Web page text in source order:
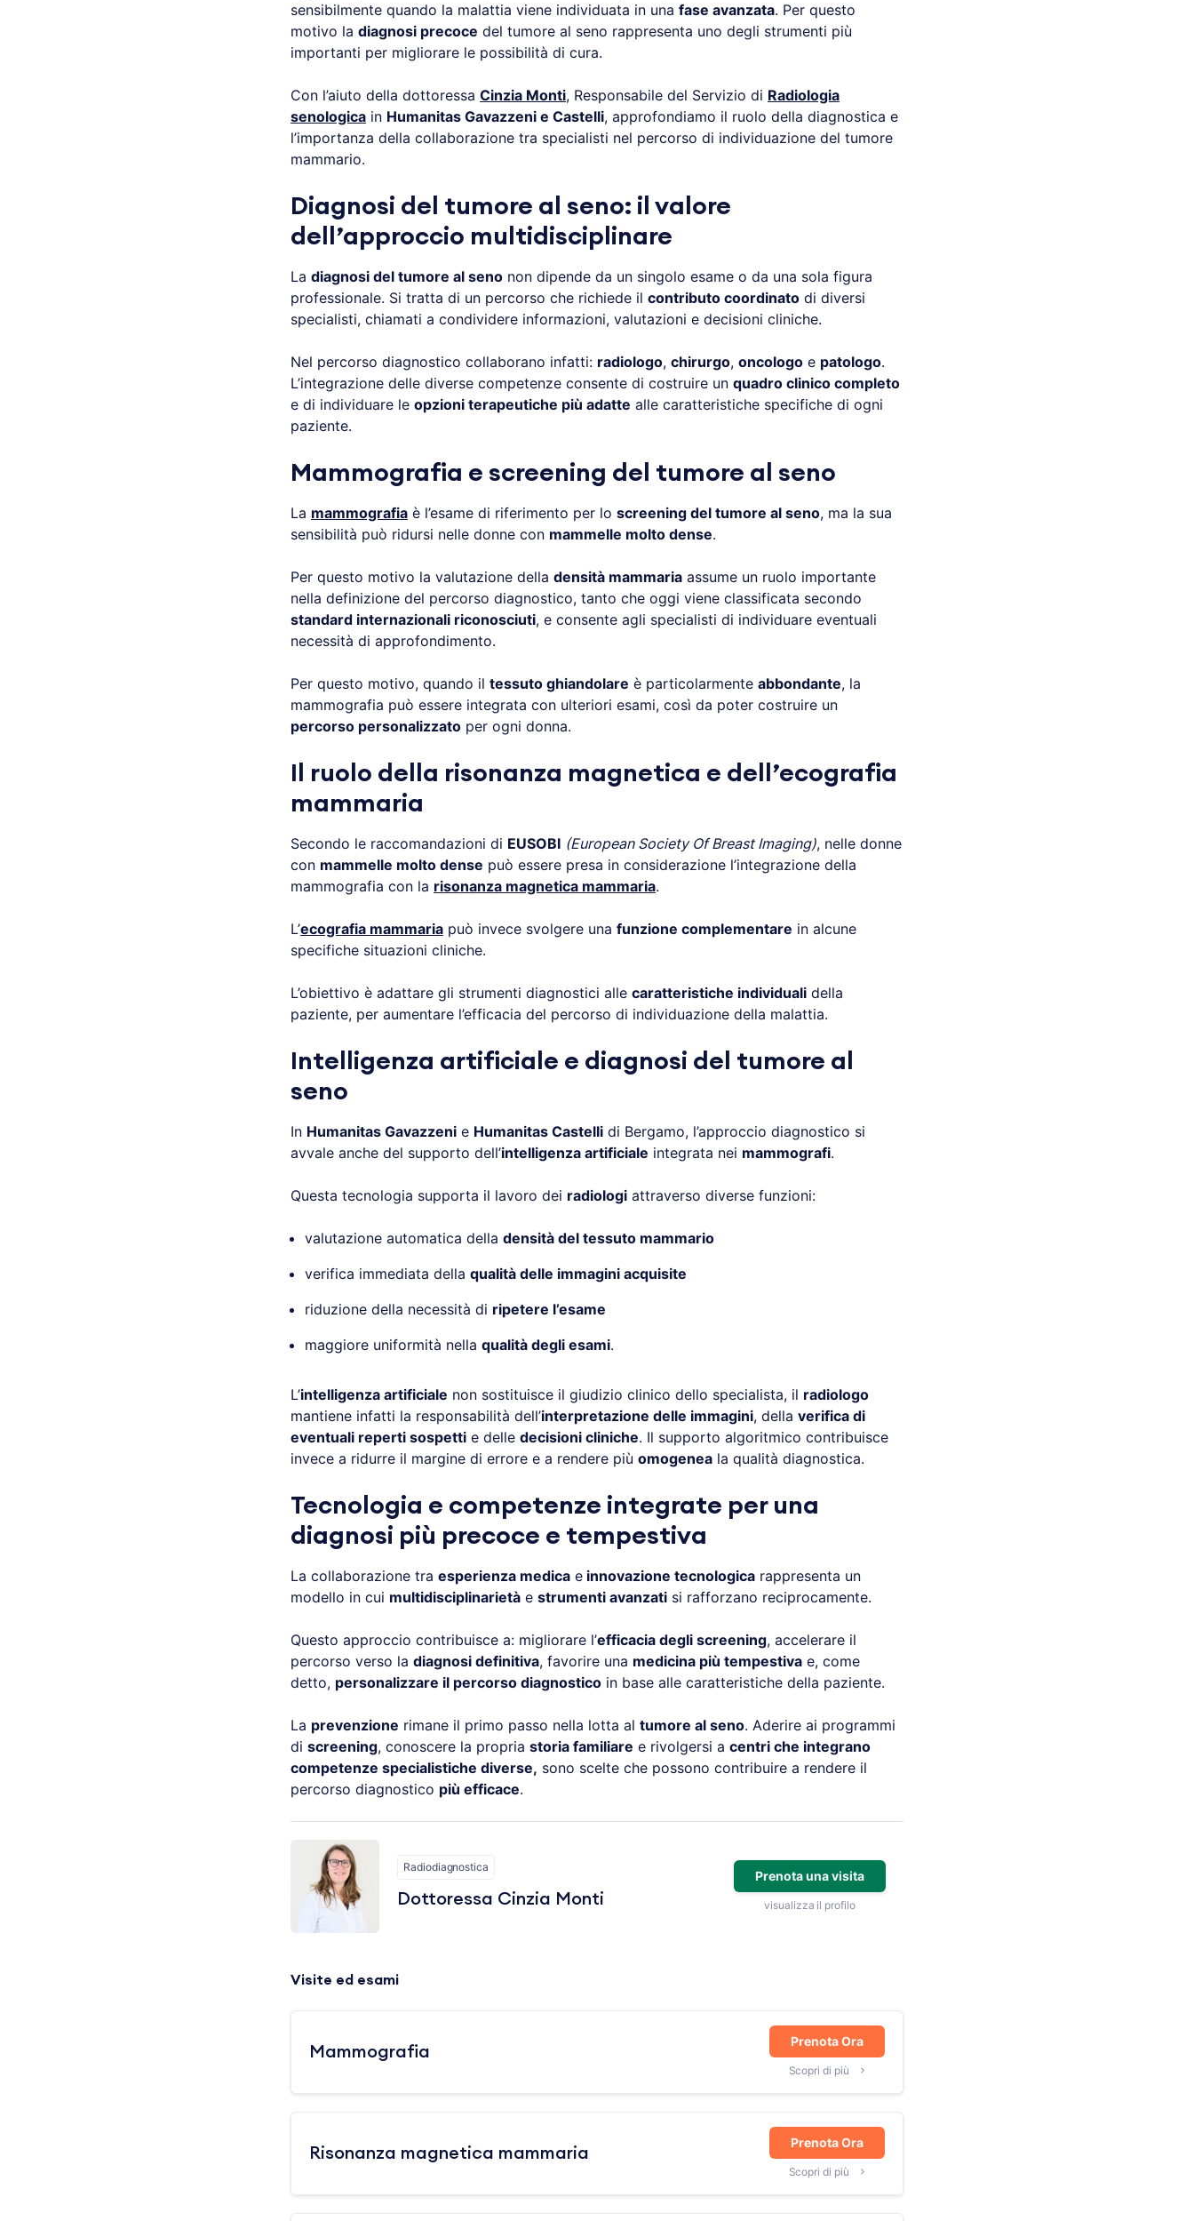
sensibilmente quando la malattia viene individuata in una fase avanzata. Per questo
motivo la diagnosi precoce del tumore al seno rappresenta uno degli strumenti più
importanti per migliorare le possibilità di cura.
Con l’aiuto della dottoressa Cinzia Monti, Responsabile del Servizio di Radiologia
senologica in Humanitas Gavazzeni e Castelli, approfondiamo il ruolo della diagnostica e
l’importanza della collaborazione tra specialisti nel percorso di individuazione del tumore
mammario.
Diagnosi del tumore al seno: il valore
dell’approccio multidisciplinare
La diagnosi del tumore al seno non dipende da un singolo esame o da una sola figura
professionale. Si tratta di un percorso che richiede il contributo coordinato di diversi
specialisti, chiamati a condividere informazioni, valutazioni e decisioni cliniche.
Nel percorso diagnostico collaborano infatti: radiologo, chirurgo, oncologo e patologo.
L’integrazione delle diverse competenze consente di costruire un quadro clinico completo
e di individuare le opzioni terapeutiche più adatte alle caratteristiche specifiche di ogni
paziente.
Mammografia e screening del tumore al seno
La mammografia è l’esame di riferimento per lo screening del tumore al seno, ma la sua
sensibilità può ridursi nelle donne con mammelle molto dense.
Per questo motivo la valutazione della densità mammaria assume un ruolo importante
nella definizione del percorso diagnostico, tanto che oggi viene classificata secondo
standard internazionali riconosciuti, e consente agli specialisti di individuare eventuali
necessità di approfondimento.
Per questo motivo, quando il tessuto ghiandolare è particolarmente abbondante, la
mammografia può essere integrata con ulteriori esami, così da poter costruire un
percorso personalizzato per ogni donna.
Il ruolo della risonanza magnetica e dell’ecografia
mammaria
Secondo le raccomandazioni di EUSOBI (European Society Of Breast Imaging), nelle donne
con mammelle molto dense può essere presa in considerazione l’integrazione della
mammografia con la risonanza magnetica mammaria.
L’ecografia mammaria può invece svolgere una funzione complementare in alcune
specifiche situazioni cliniche.
L’obiettivo è adattare gli strumenti diagnostici alle caratteristiche individuali della
paziente, per aumentare l’efficacia del percorso di individuazione della malattia.
Intelligenza artificiale e diagnosi del tumore al
seno
In Humanitas Gavazzeni e Humanitas Castelli di Bergamo, l’approccio diagnostico si
avvale anche del supporto dell’intelligenza artificiale integrata nei mammografi.
Questa tecnologia supporta il lavoro dei radiologi attraverso diverse funzioni:
valutazione automatica della densità del tessuto mammario
verifica immediata della qualità delle immagini acquisite
riduzione della necessità di ripetere l’esame
maggiore uniformità nella qualità degli esami.
L’intelligenza artificiale non sostituisce il giudizio clinico dello specialista, il radiologo
mantiene infatti la responsabilità dell’interpretazione delle immagini, della verifica di
eventuali reperti sospetti e delle decisioni cliniche. Il supporto algoritmico contribuisce
invece a ridurre il margine di errore e a rendere più omogenea la qualità diagnostica.
Tecnologia e competenze integrate per una
diagnosi più precoce e tempestiva
La collaborazione tra esperienza medica e innovazione tecnologica rappresenta un
modello in cui multidisciplinarietà e strumenti avanzati si rafforzano reciprocamente.
Questo approccio contribuisce a: migliorare l’efficacia degli screening, accelerare il
percorso verso la diagnosi definitiva, favorire una medicina più tempestiva e, come
detto, personalizzare il percorso diagnostico in base alle caratteristiche della paziente.
La prevenzione rimane il primo passo nella lotta al tumore al seno. Aderire ai programmi
di screening, conoscere la propria storia familiare e rivolgersi a centri che integrano
competenze specialistiche diverse, sono scelte che possono contribuire a rendere il
percorso diagnostico più efficace.
Radiodiagnostica
Dottoressa Cinzia Monti
Prenota una visita
visualizza il profilo
Visite ed esami
Mammografia
Prenota Ora
Scopri di più
Risonanza magnetica mammaria
Prenota Ora
Scopri di più